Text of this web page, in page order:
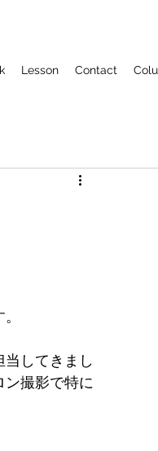
Lesson Contact
してきまし
ン撮影で特に